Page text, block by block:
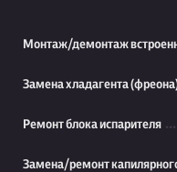
Монтаж/демонтаж
Замена хладагента
Ремонт блока испарителя
Замена/ремонт